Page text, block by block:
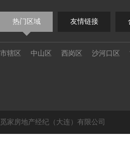
热门区域 友情链接
市辖区 中山区 西岗区 沙河口区
觅家房地产经纪（大连）有限公司